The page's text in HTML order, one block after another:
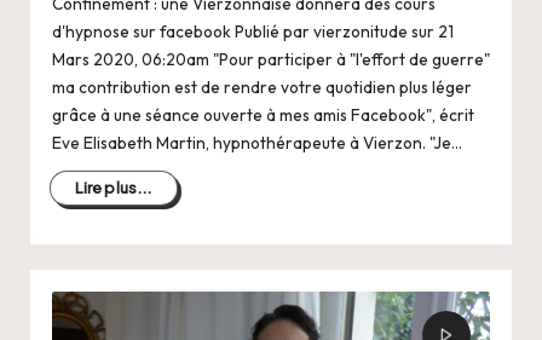
d'hypnose sur facebook Publié par vierzonitude sur 21
Mars 2020, 06:20am "Pour participer à "l'effort de guerre"
ma contribution est de rendre votre quotidien plus léger
grâce à une séance ouverte à mes amis Facebook", écrit
Eve Elisabeth Martin, hypnothérapeute à Vierzon. "Je…
Lire plus...